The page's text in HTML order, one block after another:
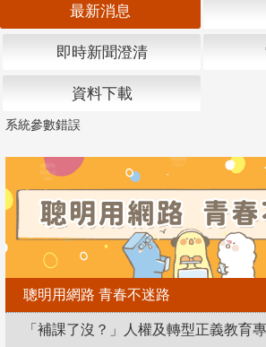
最新消息
即時新聞澄清
資料下載
系統參數錯誤
聰明用網路 青春不迷路
「補課了沒？」人權及轉型正義教育